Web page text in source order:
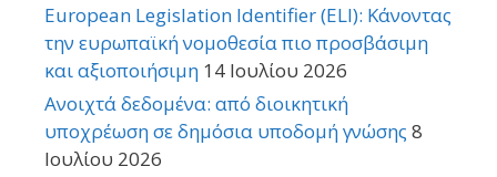
European Legislation Identifier (ELI): Κάνοντας
την ευρωπαϊκή νομοθεσία πιο προσβάσιμη
και αξιοποιήσιμη 14 Ιουλίου 2026
Ανοιχτά δεδομένα: από διοικητική
υποχρέωση σε δημόσια υποδομή γνώσης 8
Ιουλίου 2026